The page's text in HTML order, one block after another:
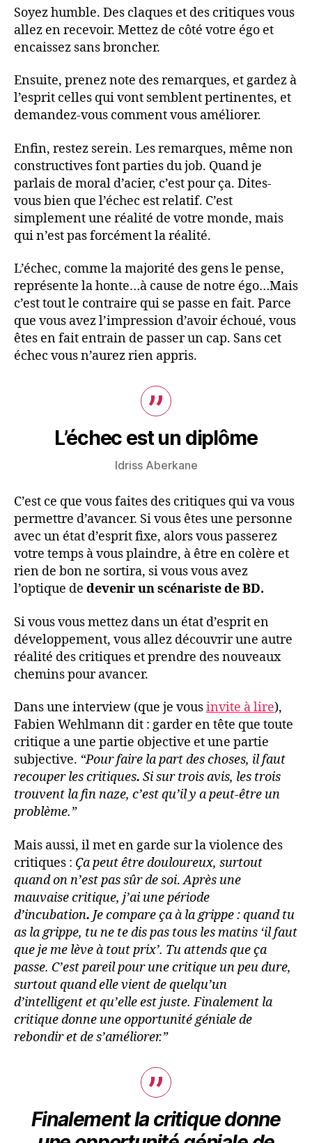
Soyez humble. Des claques et des critiques vous
allez en recevoir. Mettez de côté votre égo et
encaissez sans broncher.
Ensuite, prenez note des remarques, et gardez à
l’esprit celles qui vont semblent pertinentes, et
demandez-vous comment vous améliorer.
Enfin, restez serein. Les remarques, même non
constructives font parties du job. Quand je
parlais de moral d’acier, c’est pour ça. Dites-
vous bien que l’échec est relatif. C’est
simplement une réalité de votre monde, mais
qui n’est pas forcément la réalité.
L’échec, comme la majorité des gens le pense,
représente la honte…à cause de notre égo…Mais
c’est tout le contraire qui se passe en fait. Parce
que vous avez l’impression d’avoir échoué, vous
êtes en fait entrain de passer un cap. Sans cet
échec vous n’aurez rien appris.
L’échec est un diplôme
Idriss Aberkane
C’est ce que vous faites des critiques qui va vous
permettre d’avancer. Si vous êtes une personne
avec un état d’esprit fixe, alors vous passerez
votre temps à vous plaindre, à être en colère et
rien de bon ne sortira, si vous vous avez
l’optique de devenir un scénariste de BD.
Si vous vous mettez dans un état d’esprit en
développement, vous allez découvrir une autre
réalité des critiques et prendre des nouveaux
chemins pour avancer.
Dans une interview (que je vousinvite à lire),
Fabien Wehlmann dit : garder en tête que toute
critique a une partie objective et une partie
subjective. “Pour faire la part des choses, il faut
recouper les critiques. Si sur trois avis, les trois
trouvent la fin naze, c’est qu’il y a peut-être un
problème.”
Mais aussi, il met en garde sur la violence des
critiques : Ça peut être douloureux, surtout
quand on n’est pas sûr de soi.Après une
mauvaise critique, j’ai une période
d’incubation. Je compare ça à la grippe : quand tu
as la grippe, tu ne te dis pas tous les matins ‘il faut
que je me lève à tout prix’. Tu attends que ça
passe. C’est pareil pour une critique un peu dure,
surtout quand elle vient de quelqu’un
d’intelligent et qu’elle est juste. Finalement la
critique donne une opportunité géniale de
rebondir et de s’améliorer.”
Finalement la critique donne